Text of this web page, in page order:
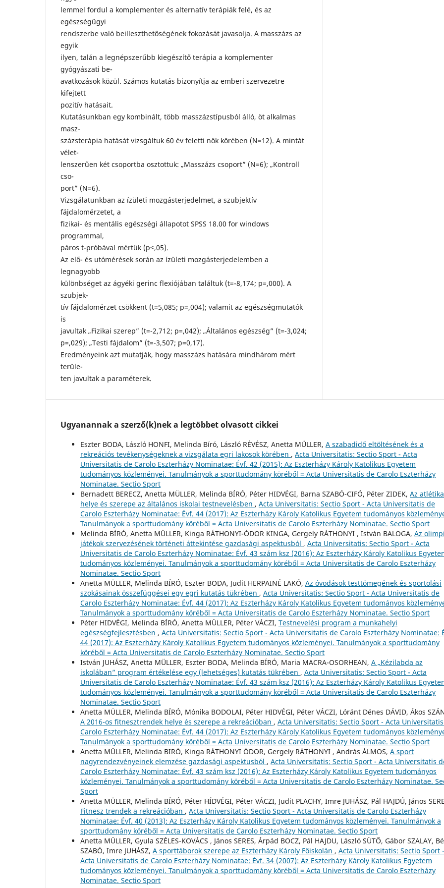
lemmel fordul a komplementer és alternatív terápiák felé, és az
egészségügyi
rendszerbe való beilleszthetőségének fokozását javasolja. A masszázs az
egyik
ilyen, talán a legnépszerűbb kiegészítő terápia a komplementer
gyógyászati be-
avatkozások közül. Számos kutatás bizonyítja az emberi szervezetre
kifejtett
pozitív hatásait.
Kutatásunkban egy kombinált, több masszázstípusból álló, öt alkalmas
masz-
százsterápia hatását vizsgáltuk 60 év feletti nők körében (N=12). A mintát
vélet-
lenszerűen két csoportba osztottuk: „Masszázs csoport” (N=6); „Kontroll
cso-
port” (N=6).
Vizsgálatunkban az ízületi mozgásterjedelmet, a szubjektív
fájdalomérzetet, a
fizikai- és mentális egészségi állapotot SPSS 18.00 for windows
programmal,
páros t-próbával mértük (p≤,05).
Az elő- és utómérések során az ízületi mozgásterjedelemben a
legnagyobb
különbséget az ágyéki gerinc flexiójában találtuk (t=-8,174; p=,000). A
szubjek-
tív fájdalomérzet csökkent (t=5,085; p=,004); valamit az egészségmutatók
is
javultak „Fizikai szerep” (t=-2,712; p=,042); „Általános egészség” (t=-3,024;
p=,029); „Testi fájdalom” (t=-3,507; p=0,17).
Eredményeink azt mutatják, hogy masszázs hatására mindhárom mért
terüle-
ten javultak a paraméterek.
Ugyanannak a szerző(k)nek a legtöbbet olvasott cikkei
Eszter BODA, László HONFI, Melinda Bíró, László RÉVÉSZ, Anetta MÜLLER, A szabadidő eltöltésének és a
rekreációs tevékenységeknek a vizsgálata egri lakosok körében , Acta Universitatis: Sectio Sport - Acta
Universitatis de Carolo Eszterházy Nominatae: Évf. 42 (2015): Az Eszterházy Károly Katolikus Egyetem
tudományos közleményei. Tanulmányok a sporttudomány köréből = Acta Universitatis de Carolo Eszterházy
Nominatae. Sectio Sport
Bernadett BERECZ, Anetta MÜLLER, Melinda BÍRÓ, Péter HIDVÉGI, Barna SZABÓ-CIFÓ, Péter ZIDEK, Az atlétika
helye és szerepe az általános iskolai testnevelésben , Acta Universitatis: Sectio Sport - Acta Universitatis de
Carolo Eszterházy Nominatae: Évf. 44 (2017): Az Eszterházy Károly Katolikus Egyetem tudományos
Tanulmányok a sporttudomány köréből = Acta Universitatis de Carolo Eszterházy Nominatae. Sectio Sport
Melinda BÍRÓ, Anetta MÜLLER, Kinga RÁTHONYI-ÓDOR KINGA, Gergely RÁTHONYI , István BALOGA, Az
játékok szervezésének történeti áttekintése gazdasági aspektusból , Acta Universitatis: Sectio Sport - Acta
Universitatis de Carolo Eszterházy Nominatae: Évf. 43 szám ksz (2016): Az Eszterházy Károly Katolikus
tudományos közleményei. Tanulmányok a sporttudomány köréből = Acta Universitatis de Carolo Eszterházy
Nominatae. Sectio Sport
Anetta MÜLLER, Melinda BÍRÓ, Eszter BODA, Judit HERPAINÉ LAKÓ, Az óvodások testtömegének és sportolási
szokásainak összefüggései egy egri kutatás tükrében , Acta Universitatis: Sectio Sport - Acta Universitatis de
Carolo Eszterházy Nominatae: Évf. 44 (2017): Az Eszterházy Károly Katolikus Egyetem tudományos
Tanulmányok a sporttudomány köréből = Acta Universitatis de Carolo Eszterházy Nominatae. Sectio Sport
Péter HIDVÉGI, Melinda BÍRÓ, Anetta MÜLLER, Péter VÁCZI, Testnevelési program a munkahelyi
egészségfejlesztésben , Acta Universitatis: Sectio Sport - Acta Universitatis de Carolo Eszterházy Nominatae:
44 (2017): Az Eszterházy Károly Katolikus Egyetem tudományos közleményei. Tanulmányok a sporttudomány
köréből = Acta Universitatis de Carolo Eszterházy Nominatae. Sectio Sport
István JUHÁSZ, Anetta MÜLLER, Eszter BODA, Melinda BÍRÓ, Maria MACRA-OSORHEAN, A „Kézilabda az
iskolában” program értékelése egy (lehetséges) kutatás tükrében , Acta Universitatis: Sectio Sport - Acta
Universitatis de Carolo Eszterházy Nominatae: Évf. 43 szám ksz (2016): Az Eszterházy Károly Katolikus
tudományos közleményei. Tanulmányok a sporttudomány köréből = Acta Universitatis de Carolo Eszterházy
Nominatae. Sectio Sport
Anetta MÜLLER, Melinda BÍRÓ, Mónika BODOLAI, Péter HIDVÉGI, Péter VÁCZI, Lóránt Dénes DÁVID, Ákos
A 2016-os fitnesztrendek helye és szerepe a rekreációban , Acta Universitatis: Sectio Sport - Acta
Carolo Eszterházy Nominatae: Évf. 44 (2017): Az Eszterházy Károly Katolikus Egyetem tudományos
Tanulmányok a sporttudomány köréből = Acta Universitatis de Carolo Eszterházy Nominatae. Sectio Sport
Anetta MÜLLER, Melinda BIRÓ, Kinga RÁTHONYI ÓDOR, Gergely RÁTHONYI , András ÁLMOS, A sport
nagyrendezvényeinek elemzése gazdasági aspektusból , Acta Universitatis: Sectio Sport - Acta Universitatis
Carolo Eszterházy Nominatae: Évf. 43 szám ksz (2016): Az Eszterházy Károly Katolikus Egyetem tudományos
közleményei. Tanulmányok a sporttudomány köréből = Acta Universitatis de Carolo Eszterházy Nominatae.
Sport
Anetta MÜLLER, Melinda BÍRÓ, Péter HÍDVÉGI, Péter VÁCZI, Judit PLACHY, Imre JUHÁSZ, Pál HAJDÚ, János
Fitnesz trendek a rekreációban , Acta Universitatis: Sectio Sport - Acta Universitatis de Carolo Eszterházy
Nominatae: Évf. 40 (2013): Az Eszterházy Károly Katolikus Egyetem tudományos közleményei. Tanulmányok a
sporttudomány köréből = Acta Universitatis de Carolo Eszterházy Nominatae. Sectio Sport
Anetta MÜLLER, Gyula SZÉLES-KOVÁCS , János SERES, Árpád BOCZ, Pál HAJDU, László SÜTŐ, Gábor SZALAY,
SZABÓ, Imre JUHÁSZ, A sporttáborok szerepe az Eszterházy Károly Főiskolán , Acta Universitatis: Sectio Sport -
Acta Universitatis de Carolo Eszterházy Nominatae: Évf. 34 (2007): Az Eszterházy Károly Katolikus Egyetem
tudományos közleményei. Tanulmányok a sporttudomány köréből = Acta Universitatis de Carolo Eszterházy
Nominatae. Sectio Sport